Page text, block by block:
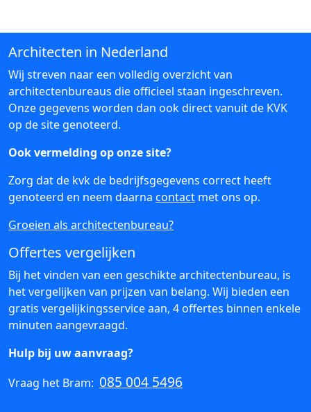
Architecten in Nederland
Wij streven naar een volledig overzicht van
architectenbureaus die officieel staan ingeschreven.
Onze gegevens worden dan ook direct vanuit de KVK
op de site genoteerd.
Ook vermelding op onze site?
Zorg dat de kvk de bedrijfsgegevens correct heeft
genoteerd en neem daarna contact met ons op.
Groeien als architectenbureau?
Offertes vergelijken
Bij het vinden van een geschikte architectenbureau, is
het vergelijken van prijzen van belang. Wij bieden een
gratis vergelijkingsservice aan, 4 offertes binnen enkele
minuten aangevraagd.
Hulp bij uw aanvraag?
Vraag het Bram: 085 004 5496